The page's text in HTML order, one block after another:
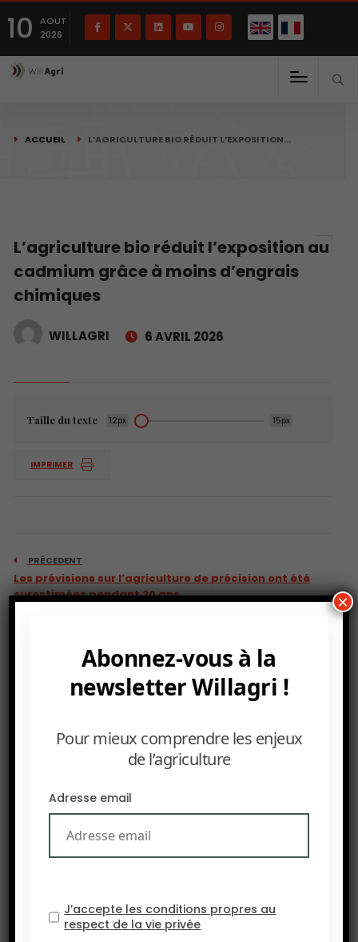
10
AOUT
2026
ACCUEIL L’AGRICULTURE BIO RÉDUIT L’EXPOSITION…
L’agriculture bio réduit l’exposition au
cadmium grâce à moins d’engrais
chimiques
WILLAGRI 6 AVRIL 2026
Taille du texte 12px 15px
IMPRIMER
PRÉCEDENT
Les prévisions sur l’agriculture de précision ont été
surestimées pendant 20 ans
SUIVANT
Abonnez-vous à la
newsletter Willagri !
Pour mieux comprendre les enjeux
de l’agriculture
Adresse email
J’accepte les conditions propres au
respect de la vie privée
×
Français English(English)